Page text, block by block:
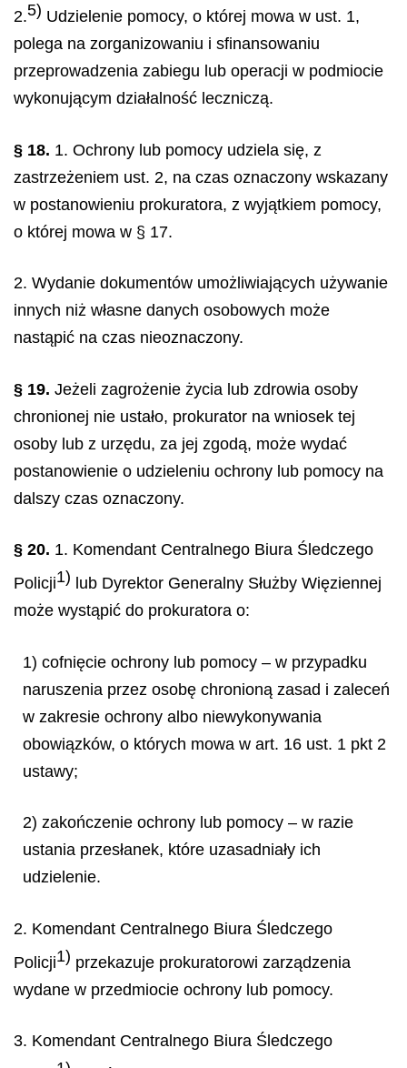
2.5) Udzielenie pomocy, o której mowa w ust. 1,
polega na zorganizowaniu i sfinansowaniu
przeprowadzenia zabiegu lub operacji w podmiocie
wykonującym działalność leczniczą.
§ 18. 1. Ochrony lub pomocy udziela się, z
zastrzeżeniem ust. 2, na czas oznaczony wskazany
w postanowieniu prokuratora, z wyjątkiem pomocy,
o której mowa w § 17.
2. Wydanie dokumentów umożliwiających używanie
innych niż własne danych osobowych może
nastąpić na czas nieoznaczony.
§ 19. Jeżeli zagrożenie życia lub zdrowia osoby
chronionej nie ustało, prokurator na wniosek tej
osoby lub z urzędu, za jej zgodą, może wydać
postanowienie o udzieleniu ochrony lub pomocy na
dalszy czas oznaczony.
§ 20. 1. Komendant Centralnego Biura Śledczego
Policji1) lub Dyrektor Generalny Służby Więziennej
może wystąpić do prokuratora o:
1) cofnięcie ochrony lub pomocy – w przypadku
naruszenia przez osobę chronioną zasad i zaleceń
w zakresie ochrony albo niewykonywania
obowiązków, o których mowa w art. 16 ust. 1 pkt 2
ustawy;
2) zakończenie ochrony lub pomocy – w razie
ustania przesłanek, które uzasadniały ich
udzielenie.
2. Komendant Centralnego Biura Śledczego
Policji1) przekazuje prokuratorowi zarządzenia
wydane w przedmiocie ochrony lub pomocy.
3. Komendant Centralnego Biura Śledczego